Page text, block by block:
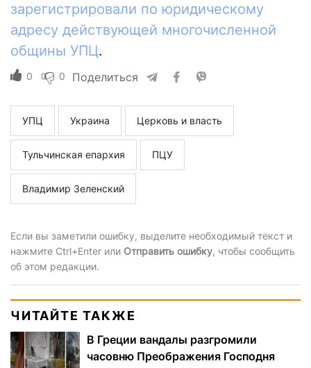
зарегистрировали по юридическому
адресу действующей многочисленной
общины УПЦ.
0 0 Поделиться
УПЦ Украина Церковь и власть
Тульчинская епархия ПЦУ
Владимир Зеленский
Если вы заметили ошибку, выделите необходимый текст и
нажмите Ctrl+Enter или Отправить ошибку, чтобы сообщить
об этом редакции.
ЧИТАЙТЕ ТАКЖЕ
В Греции вандалы разгромили
часовню Преображения Господня